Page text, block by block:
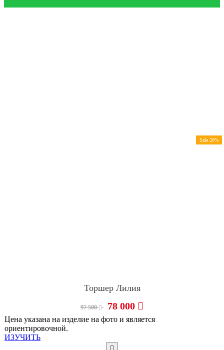
Sale 20%
Торшер Лилия
97 500 78 000
Цена указана на изделие на фото и является
ориентировочной.
ИЗУЧИТЬ